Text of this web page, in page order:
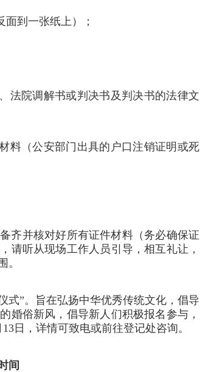
到一张纸上）；
法院调解书或判决书及判决书的法律文
料（公安部门出具的户口注销证明或死
齐并核对好所有证件材料（务必确保证
请听从现场工作人员引导，相互礼让，
。
式”。旨在弘扬中华优秀传统文化，倡导
婚俗新风，倡导新人们积极报名参与，
日，详情可致电或前往登记处咨询。
间